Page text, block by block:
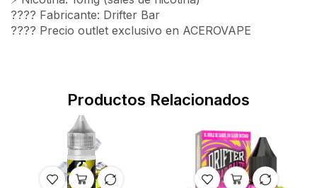
???? Fabricante: Drifter Bar
????️ Precio outlet exclusivo en ACEROVAPE
Productos Relacionados